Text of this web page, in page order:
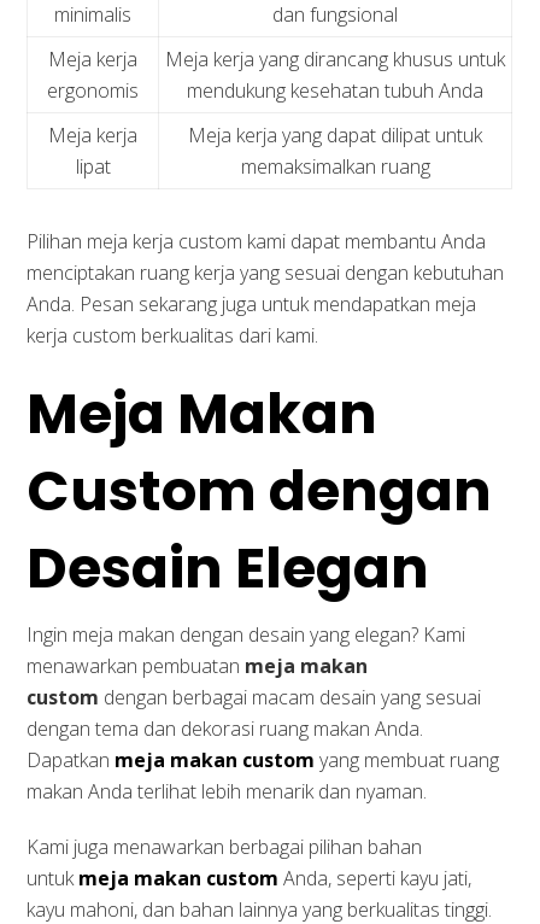
minimalis
dan fungsional
Meja kerja
ergonomis
Meja kerja yang dirancang khusus untuk
mendukung kesehatan tubuh Anda
Meja kerja
lipat
Meja kerja yang dapat dilipat untuk
memaksimalkan ruang
Pilihan meja kerja custom kami dapat membantu Anda
menciptakan ruang kerja yang sesuai dengan kebutuhan
Anda. Pesan sekarang juga untuk mendapatkan meja
kerja custom berkualitas dari kami.
Meja Makan
Custom dengan
Desain Elegan
Ingin meja makan dengan desain yang elegan? Kami
menawarkan pembuatan meja makan
custom dengan berbagai macam desain yang sesuai
dengan tema dan dekorasi ruang makan Anda.
Dapatkan meja makan custom yang membuat ruang
makan Anda terlihat lebih menarik dan nyaman.
Kami juga menawarkan berbagai pilihan bahan
untukmeja makan custom Anda, seperti kayu jati,
kayu mahoni, dan bahan lainnya yang berkualitas tinggi.